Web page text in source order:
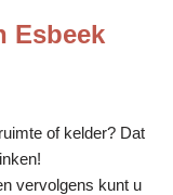
Esbeek
of kelder? Dat
vervolgens kunt u